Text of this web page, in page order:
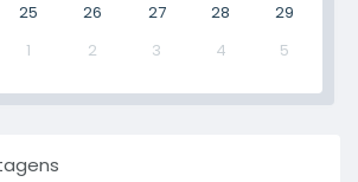
25 26 27 28
29
1 2 3 4 5